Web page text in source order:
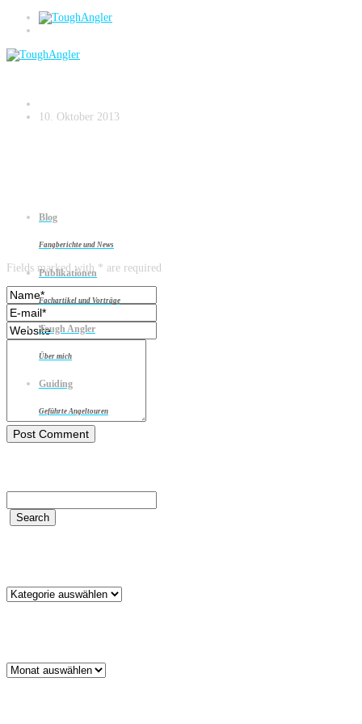
Blog
Fangberichte und News
Publikationen
Fachartikel und Vorträge
Tough Angler
Über mich
Guiding
Geführte Angeltouren
Gegenlichtaufnahme
10. Oktober 2013
Leave a reply
Fields marked with * are required
Kategorien
Archiv